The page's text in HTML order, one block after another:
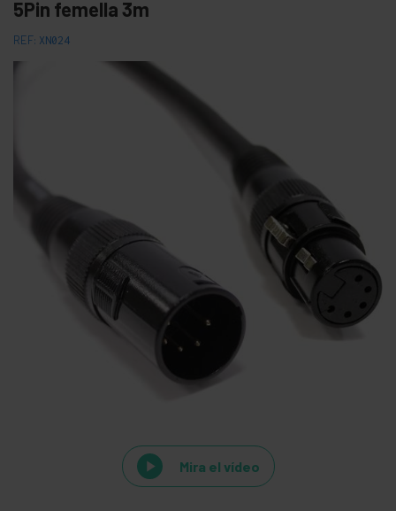
5Pin femella 3m
REF: XN024
Mira el vídeo